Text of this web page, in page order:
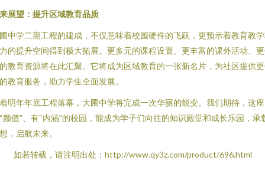
展望：提升区域教育品质
中学二期工程的建成，不仅意味着校园硬件的飞跃，更预示着教育教
的提升空间得到极大拓展。更多元的课程设置、更丰富的课外活动、
教育资源将在此汇聚。它将成为区域教育的一张新名片，为社区提供
教育服务，助力学生全面发展。
明年年底工程落幕，大圃中学将完成一次华丽的蜕变。我们期待，这座
颜值”、有“内涵”的校园，能成为学子们向往的知识殿堂和成长乐园，承
，启航未来。
如若转载，请注明出处：http://www.qy3z.com/product/696.html